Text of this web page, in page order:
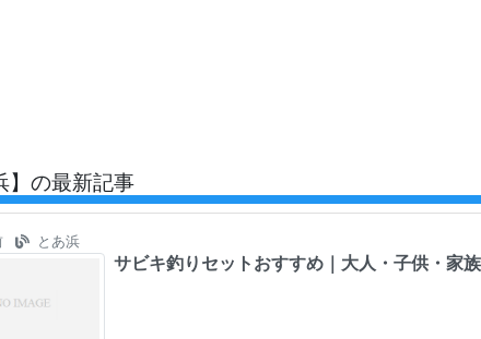
】の最新記事
とあ浜
サビキ釣りセットおすすめ｜大人・子供・家